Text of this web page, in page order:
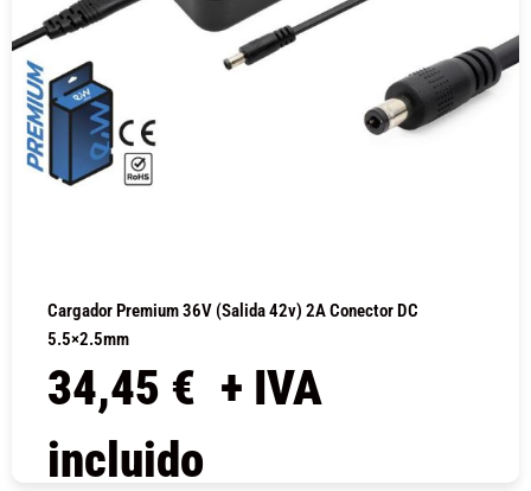
Cargador Premium 36V (salida 42v) 2A Conector DC
5.5×2.5mm
34,45 € + IVA
incluido